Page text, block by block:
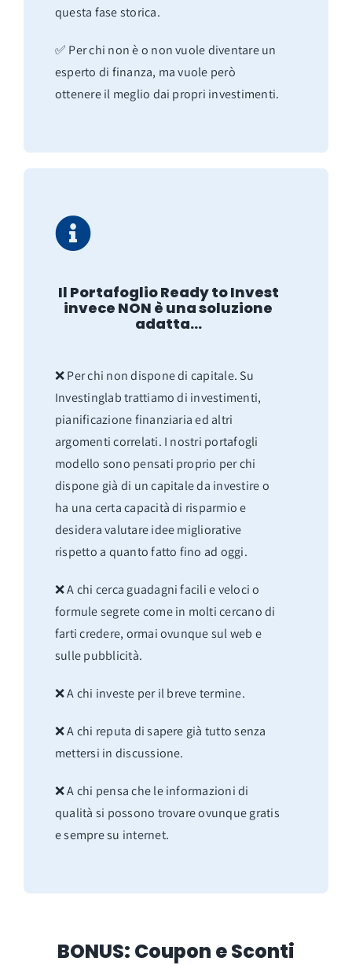
questa fase storica.
✅ Per chi non è o non vuole diventare un
esperto di finanza, ma vuole però
ottenere il meglio dai propri investimenti.
Il Portafoglio Ready to Invest
invece NON è una soluzione
adatta…
❌ Per chi non dispone di capitale. Su
Investinglab trattiamo di investimenti,
pianificazione finanziaria ed altri
argomenti correlati. I nostri portafogli
modello sono pensati proprio per chi
dispone già di un capitale da investire o
ha una certa capacità di risparmio e
desidera valutare idee migliorative
rispetto a quanto fatto fino ad oggi.
❌ A chi cerca guadagni facili e veloci o
formule segrete come in molti cercano di
farti credere, ormai ovunque sul web e
sulle pubblicità.
❌ A chi investe per il breve termine.
❌ A chi reputa di sapere già tutto senza
mettersi in discussione.
❌ A chi pensa che le informazioni di
qualità si possono trovare ovunque gratis
e sempre su internet.
BONUS: Coupon e Sconti